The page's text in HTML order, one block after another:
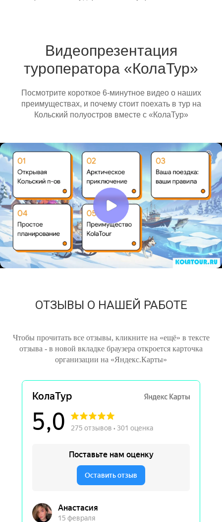
Видеопрезентация
туроператора «КолаТур»
Посмотрите короткое 6-минутное видео о наших
преимуществах, и почему стоит поехать в тур на
Кольский полуостров вместе с «КолаТур»
ОТЗЫВЫ О НАШЕЙ РАБОТЕ
Чтобы прочитать все отзывы, кликните на «ещё» в тексте
отзыва - в новой вкладке браузера откроется карточка
организации на «Яндекс.Карты»